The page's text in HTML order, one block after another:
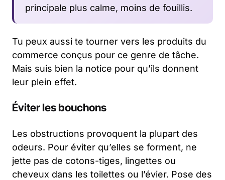
principale plus calme, moins de fouillis.
Tu peux aussi te tourner vers les produits du
commerce conçus pour ce genre de tâche.
Mais suis bien la notice pour qu’ils donnent
leur plein effet.
Éviter les bouchons
Les obstructions provoquent la plupart des
odeurs. Pour éviter qu’elles se forment, ne
jette pas de cotons-tiges, lingettes ou
cheveux dans les toilettes ou l’évier. Pose des